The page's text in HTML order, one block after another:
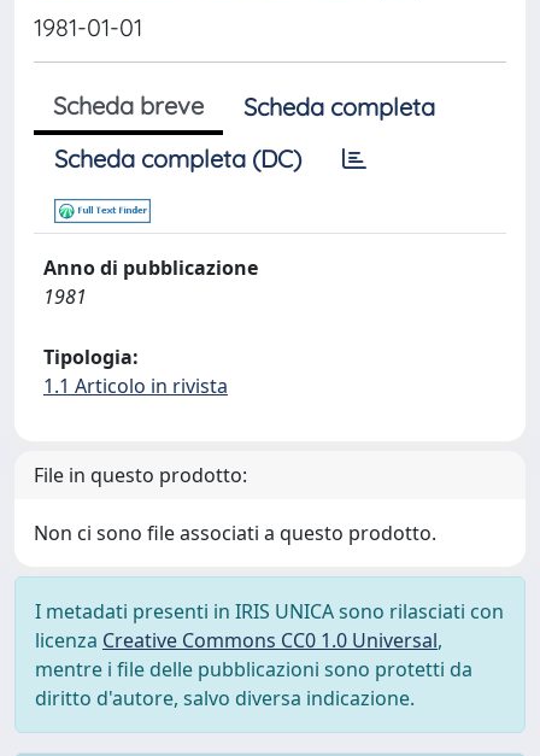
1981-01-01
Scheda breve
Scheda completa
Scheda completa (DC)
Anno di pubblicazione
1981
Tipologia:
1.1 Articolo in rivista
File in questo prodotto:
Non ci sono file associati a questo prodotto.
I metadati presenti in IRIS UNICA sono rilasciati con
licenza Creative Commons CC0 1.0 Universal,
mentre i file delle pubblicazioni sono protetti da
diritto d'autore, salvo diversa indicazione.